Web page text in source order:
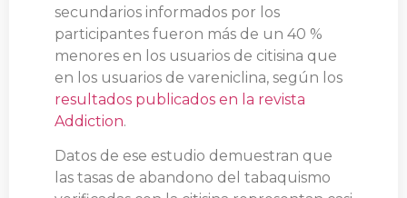
secundarios informados por los
participantes fueron más de un 40 %
menores en los usuarios de citisina que
en los usuarios de vareniclina, según los
resultados publicados en la revista
Addiction.
Datos de ese estudio demuestran que
las tasas de abandono del tabaquismo